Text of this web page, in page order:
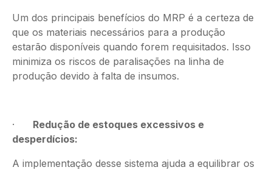
Um dos principais benefícios do MRP é a certeza de
que os materiais necessários para a produção
estarão disponíveis quando forem requisitados. Isso
minimiza os riscos de paralisações na linha de
produção devido à falta de insumos.
· Redução de estoques excessivos e
desperdícios:
A implementação desse sistema ajuda a equilibrar os